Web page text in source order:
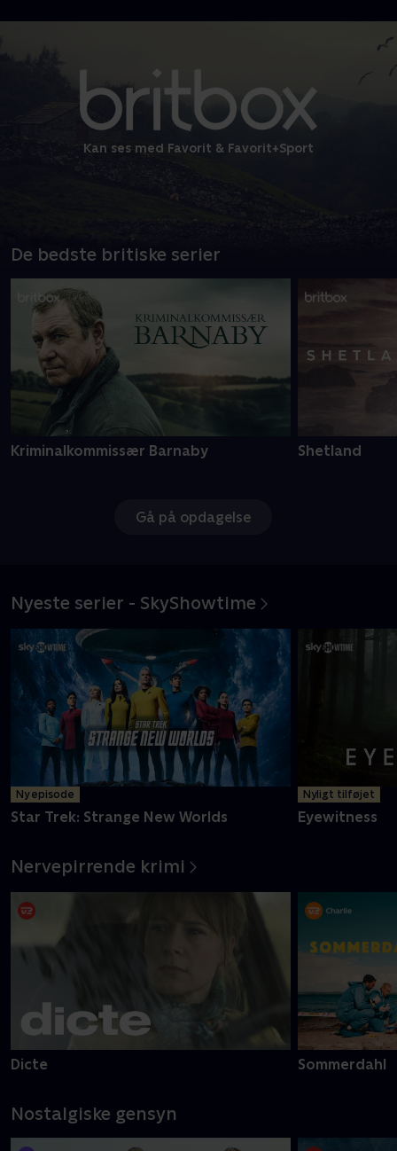
Kan ses med Favorit & Favorit+Sport
De bedste britiske serier
Kriminalkommissær Barnaby Shetland
Gå på opdagelse
Nyeste serier - SkyShowtime
Ny episode
Star Trek: Strange New Worlds
Nyligt tilføjet
Eyewitness
Nervepirrende krimi
Dicte Sommerdahl
Nostalgiske gensyn